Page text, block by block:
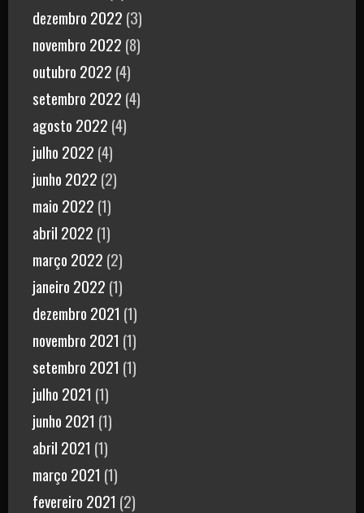
dezembro 2022 (3)
novembro 2022 (8)
outubro 2022 (4)
setembro 2022 (4)
agosto 2022 (4)
julho 2022 (4)
junho 2022 (2)
maio 2022 (1)
abril 2022 (1)
março 2022 (2)
janeiro 2022 (1)
dezembro 2021 (1)
novembro 2021 (1)
setembro 2021 (1)
julho 2021 (1)
junho 2021 (1)
abril 2021 (1)
março 2021 (1)
fevereiro 2021 (2)